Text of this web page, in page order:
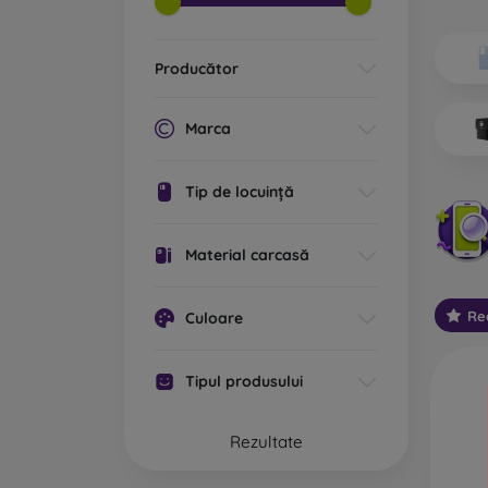
Producător
Marca
Tip de locuință
Material carcasă
Culoare
Tipul produsului
Rezultate
Ce